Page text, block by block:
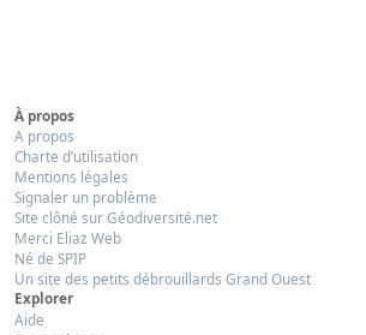
À propos
A propos
Charte d’utilisation
Mentions légales
Signaler un problème
Site clôné sur Géodiversité.net
Merci Eliaz Web
Né de SPIP
Un site des petits débrouillards Grand Ouest
Explorer
Aide